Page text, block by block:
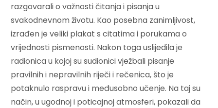
razgovarali o važnosti čitanja i pisanja u
svakodnevnom životu. Kao posebna zanimljivost,
izrađen je veliki plakat s citatima i porukama o
vrijednosti pismenosti. Nakon toga uslijedila je
radionica u kojoj su sudionici vježbali pisanje
pravilnih i nepravilnih riječi i rečenica, što je
potaknulo raspravu i međusobno učenje. Na taj su
način, u ugodnoj i poticajnoj atmosferi, pokazali da